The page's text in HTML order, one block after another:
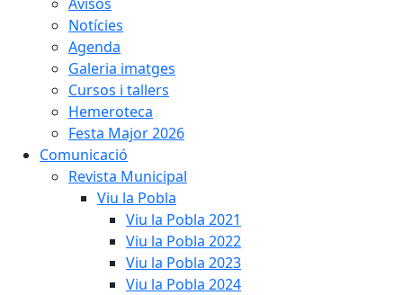
Notícies
Agenda
Galeria imatges
Cursos i tallers
Hemeroteca
Festa Major 2026
Comunicació
Revista Municipal
Viu la Pobla
Viu la Pobla 2021
Viu la Pobla 2022
Viu la Pobla 2023
Viu la Pobla 2024